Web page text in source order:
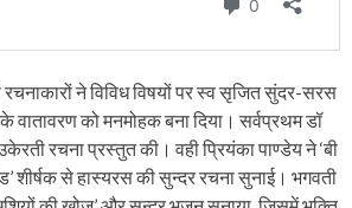
ने विविध विषयों पर स्व सृजित सुंदर-सरस
वातावरण को मनमोहक बना दिया। सर्वप्रथम डॉ
रचना प्रस्तुत की। वही प्रियंका पाण्डेय ने ‘बी
शीर्षक से हास्यरस की सुन्दर रचना सुनाई। भगवती